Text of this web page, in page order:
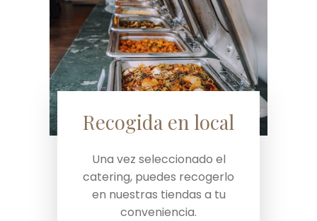
Recogida en local
Una vez seleccionado el
catering, puedes recogerlo
en nuestras tiendas a tu
conveniencia.